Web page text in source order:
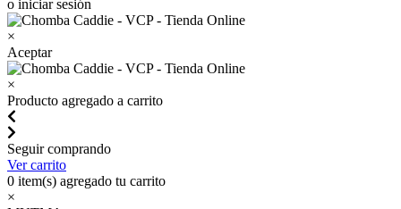
o iniciar sesión
×
Aceptar
×
Producto agregado a carrito
Seguir comprando
Ver carrito
0 item(s) agregado tu carrito
×